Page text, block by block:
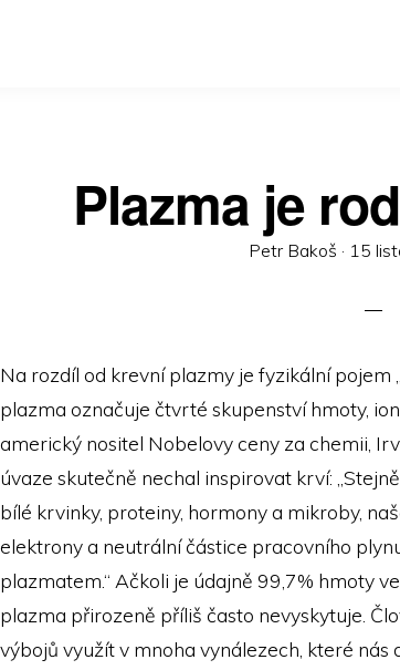
Plazma je
Petr Bakoš · 15
Na rozdíl od krevní plazmy je fyzikální pojem
plazma označuje čtvrté skupenství hmoty,
americký nositel Nobelovy ceny za chemii,
úvaze skutečně nechal inspirovat krví:
bílé krvinky, proteiny, hormony a mikroby,
elektrony a neutrální částice pracovního
plazmatem.“ Ačkoli je údajně 99,7% hmoty
plazma přirozeně příliš často nevyskytuje.
výbojů využít v mnoha vynálezech, které nás